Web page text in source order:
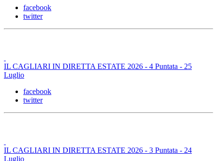
facebook
twitter
IL CAGLIARI IN DIRETTA ESTATE 2026 - 4 Puntata - 25
Luglio
facebook
twitter
IL CAGLIARI IN DIRETTA ESTATE 2026 - 3 Puntata - 24
Luglio